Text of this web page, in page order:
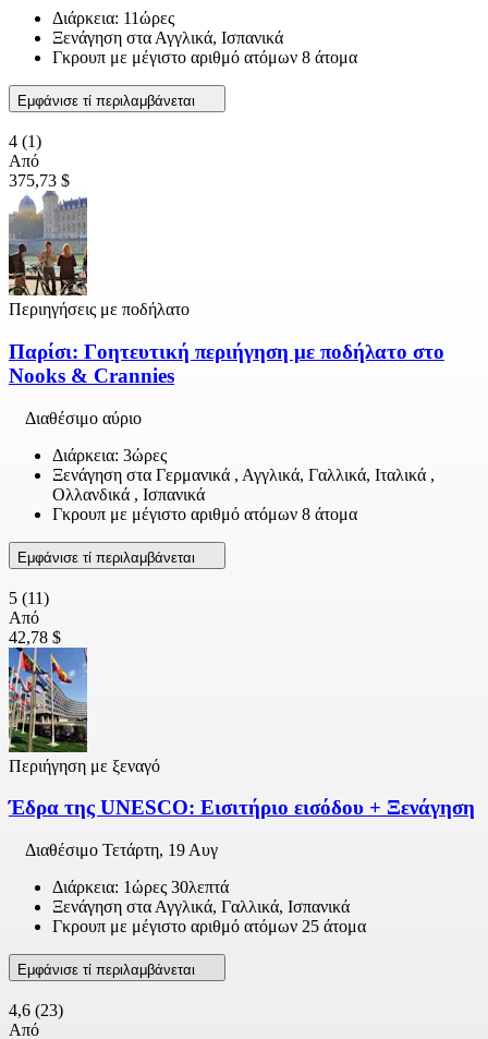
Διάρκεια: 11ώρες
Ξενάγηση στα Αγγλικά, Ισπανικά
Γκρουπ με μέγιστο αριθμό ατόμων 8 άτομα
Εμφάνισε τί περιλαμβάνεται
4 (1)
Από
375,73 $
Περιηγήσεις με ποδήλατο
Παρίσι: Γοητευτική περιήγηση με ποδήλατο στο
Nooks & Crannies
Διαθέσιμο αύριο
Διάρκεια: 3ώρες
Ξενάγηση στα Γερμανικά , Αγγλικά, Γαλλικά, Ιταλικά ,
Ολλανδικά , Ισπανικά
Γκρουπ με μέγιστο αριθμό ατόμων 8 άτομα
Εμφάνισε τί περιλαμβάνεται
5 (11)
Από
42,78 $
Περιήγηση με ξεναγό
Έδρα της UNESCO: Εισιτήριο εισόδου + Ξενάγηση
Διαθέσιμο Τετάρτη, 19 Αυγ
Διάρκεια: 1ώρες 30λεπτά
Ξενάγηση στα Αγγλικά, Γαλλικά, Ισπανικά
Γκρουπ με μέγιστο αριθμό ατόμων 25 άτομα
Εμφάνισε τί περιλαμβάνεται
4,6 (23)
Από